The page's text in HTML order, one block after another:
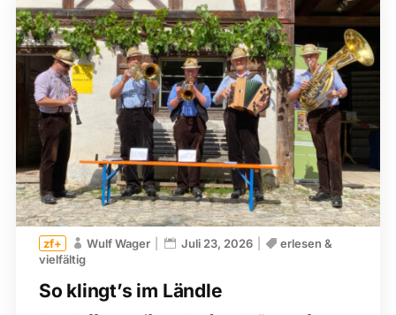
So klingt’s im Ländle
Wulf Wager Juli 23, 2026
erlesen &
vielfältig